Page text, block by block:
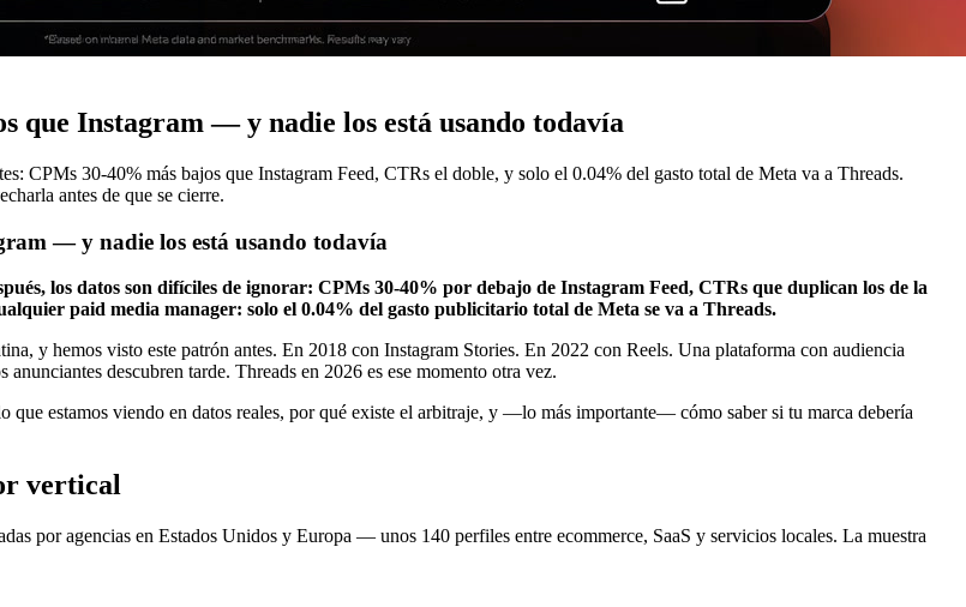
que Instagram — y nadie los está usando todavía
CPMs 30-40% más bajos que Instagram Feed, CTRs el doble, y solo el 0.04% del gasto total de Meta va a Threads.
antes de que se cierre.
— y nadie los está usando todavía
los datos son difíciles de ignorar: CPMs 30-40% por debajo de Instagram Feed, CTRs que duplican los de la
paid media manager: solo el 0.04% del gasto publicitario total de Meta se va a Threads.
y hemos visto este patrón antes. En 2018 con Instagram Stories. En 2022 con Reels. Una plataforma con audiencia
descubren tarde. Threads en 2026 es ese momento otra vez.
que estamos viendo en datos reales, por qué existe el arbitraje, y —lo más importante— cómo saber si tu marca debería
vertical
por agencias en Estados Unidos y Europa — unos 140 perfiles entre ecommerce, SaaS y servicios locales. La muestra